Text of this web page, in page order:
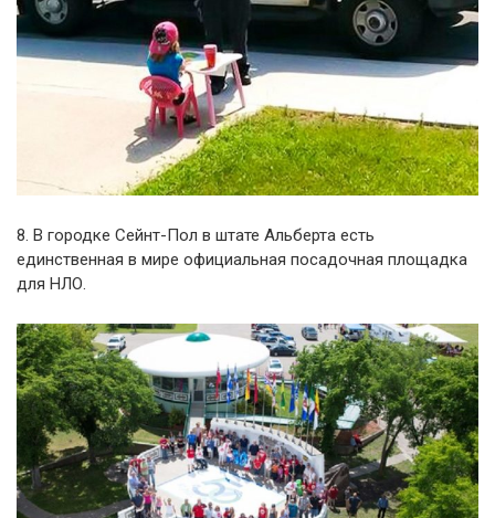
8. В городке Сейнт-Пол в штате Альберта есть
единственная в мире официальная посадочная площадка
для НЛО.